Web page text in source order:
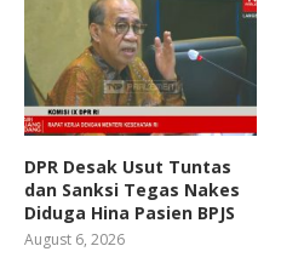
DPR Desak Usut Tuntas
dan Sanksi Tegas Nakes
Diduga Hina Pasien BPJS
August 6, 2026